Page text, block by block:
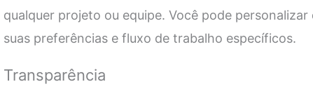
qualquer projeto ou equipe. Você pode
suas preferências e fluxo de trabalho específicos.
Transparência